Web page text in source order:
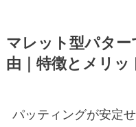
マレット型パタ
由｜特徴とメリッ
パッティングが安定